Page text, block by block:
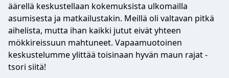
äärellä keskustellaan kokemuksista ulkomailla
asumisesta ja matkailustakin. Meillä oli valtavan pitkä
aihelista, mutta ihan kaikki jutut eivät yhteen
mökkireissuun mahtuneet. Vapaamuotoinen
keskustelumme ylittää toisinaan hyvän maun rajat -
tsori siitä!